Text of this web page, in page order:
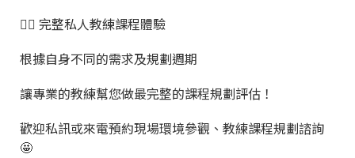
👉🏼 完整私人教練課程體驗
根據自身不同的需求及規劃週期
讓專業的教練幫您做最完整的課程規劃評估！
歡迎私訊或來電預約現場環境參觀、教練課程規劃諮詢
🤩